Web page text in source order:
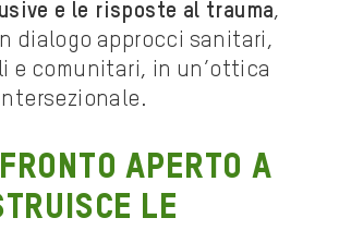
e le risposte al trauma,
dialogo approcci sanitari,
e comunitari, in un’ottica
APERTO A
LE